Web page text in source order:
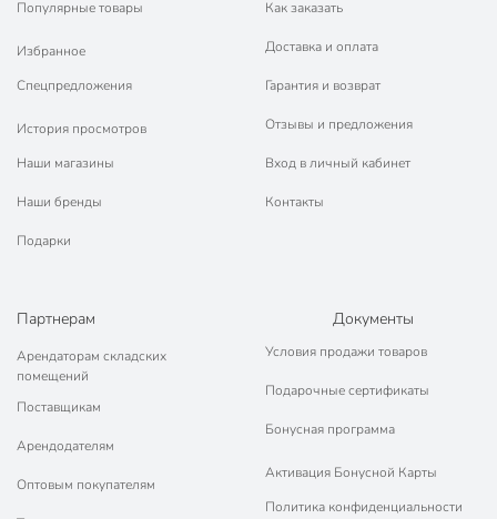
Популярные товары
Избранное
Спецпредложения
История просмотров
Наши магазины
Наши бренды
Подарки
Как заказать
Доставка и оплата
Гарантия и возврат
Отзывы и предложения
Вход в личный кабинет
Контакты
Партнерам
Арендаторам складских
помещений
Поставщикам
Арендодателям
Оптовым покупателям
Документы
Условия продажи товаров
Подарочные сертификаты
Бонусная программа
Активация Бонусной Карты
Политика конфиденциальности